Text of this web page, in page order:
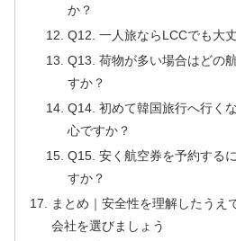
か？
Q12. 一人旅ならLCCでも大
Q13. 荷物が多い場合はどの
すか？
Q14. 初めて韓国旅行へ行く
心ですか？
Q15. 安く航空券を予約する
すか？
まとめ｜安全性を理解したうえ
会社を選びましょう